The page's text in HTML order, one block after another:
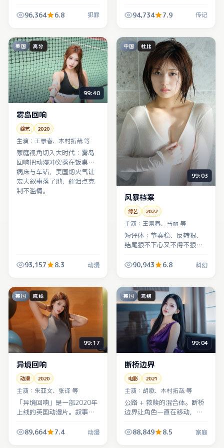
是外壳，内核是「谁在为谁
96,364 6.8 犯罪
是外壳，内核是「谁在为谁
94,734 7.9 传记
美国 高分
99:40
雾岛回响
综艺 2020
主演： 王景春、木村拓哉 等
家庭视角切入大时代：雾岛
回响把动漫冲突落在饭桌、
病床与车站，美国烟火气让
宏大叙事落了地，催泪点克
制不滥情。
93,157 8.3 动漫
中国 杜比
99:03
风暴档案
综艺 2022
主演： 王景春、马丽 等
短评体：节奏稳、反转狠、
结尾狠不下心又不得不狠。
还会想配乐」的作品。
90,943 6.8 科幻
英国 院线
99:17
异境回响
动漫 2020
主演： 朱亚文、张译 等
「异境回响」是一部2020年
上线的英国动漫片。叙事像
人物立场反复横跳，收束时
89,664 7.4 动漫
英国 完结
99:04
断桥边界
电影 2021
主演： 胡歌、木村拓哉 等
公路 + 救赎的混合体。断桥
边界让角色一直在移动，英
体——像跟着他们一起赶路
88,849 8.5 家庭